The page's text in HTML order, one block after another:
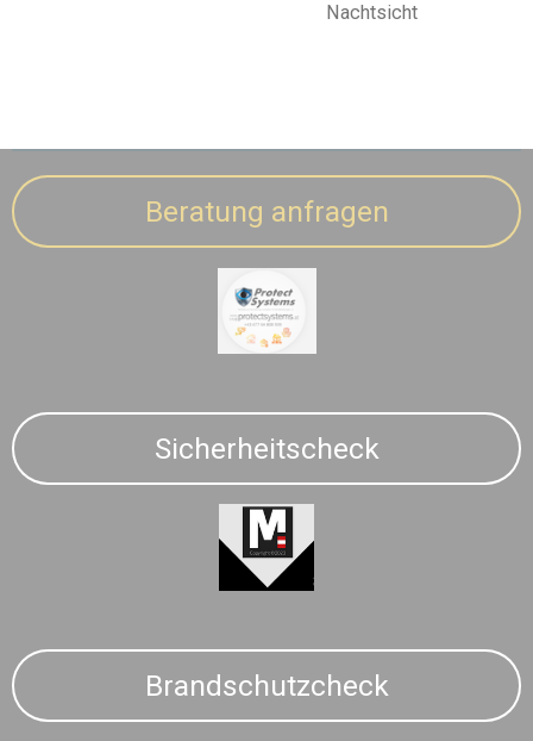
Nachtsicht
Beratung anfragen
Sicherheitscheck
Brandschutzcheck